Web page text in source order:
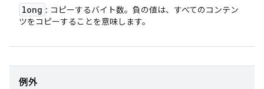
long : コピーするバイト数。負の値は、すべてのコンテン
ツをコピーすることを意味します。
例外